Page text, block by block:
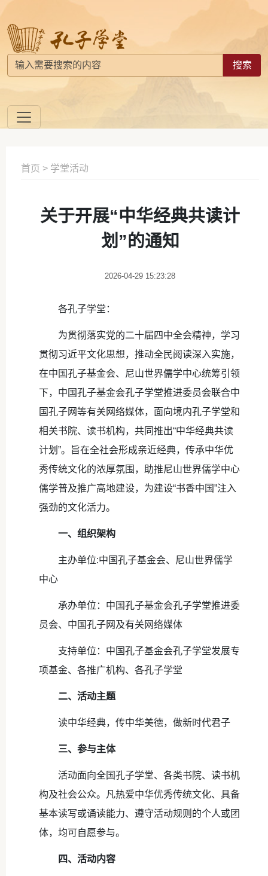
搜索
首页 > 学堂活动
关于开展“中华经典共读计
划”的通知
2026-04-29 15:23:28
各孔子学堂：
为贯彻落实党的二十届四中全会精神，学习
贯彻习近平文化思想，推动全民阅读深入实施，
在中国孔子基金会、尼山世界儒学中心统筹引领
下，中国孔子基金会孔子学堂推进委员会联合中
国孔子网等有关网络媒体，面向境内孔子学堂和
相关书院、读书机构，共同推出“中华经典共读
计划”。旨在全社会形成亲近经典，传承中华优
秀传统文化的浓厚氛围，助推尼山世界儒学中心
儒学普及推广高地建设，为建设“书香中国”注入
强劲的文化活力。
一、组织架构
主办单位:中国孔子基金会、尼山世界儒学
中心
承办单位：中国孔子基金会孔子学堂推进委
员会、中国孔子网及有关网络媒体
支持单位：中国孔子基金会孔子学堂发展专
项基金、各推广机构、各孔子学堂
二、活动主题
读中华经典，传中华美德，做新时代君子
三、参与主体
活动面向全国孔子学堂、各类书院、读书机
构及社会公众。凡热爱中华优秀传统文化、具备
基本读写或诵读能力、遵守活动规则的个人或团
体，均可自愿参与。
四、活动内容